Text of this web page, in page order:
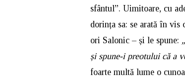
sfântul”. Uimitoare, cu
dorința sa: se arată în
ori Salonic – și le spune:
și spune-i preotului că a
foarte multă lume o